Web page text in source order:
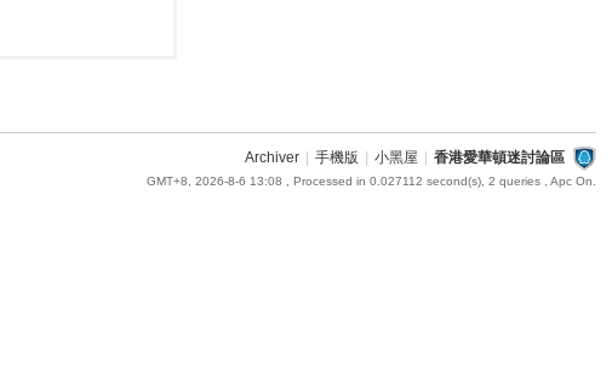
Archiver 手機版 小黑屋 香港愛華頓迷討論區
GMT+8, 2026-8-6 13:08 , Processed in 0.027112 second(s), 2 queries , Apc On.